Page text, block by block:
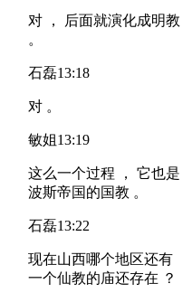
对 ， 后面就演化成明教
。
石磊13:18
对 。
敏姐13:19
这么一个过程 ， 它也是
波斯帝国的国教 。
石磊13:22
现在山西哪个地区还有
一个仙教的庙还存在 ？